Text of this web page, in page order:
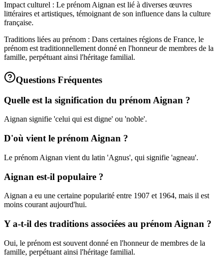
Impact culturel : Le prénom Aignan est lié à diverses œuvres
littéraires et artistiques, témoignant de son influence dans la culture
française.
Traditions liées au prénom : Dans certaines régions de France, le
prénom est traditionnellement donné en l'honneur de membres de la
famille, perpétuant ainsi l'héritage familial.
Questions Fréquentes
Quelle est la signification du prénom Aignan ?
Aignan signifie 'celui qui est digne' ou 'noble'.
D'où vient le prénom Aignan ?
Le prénom Aignan vient du latin 'Agnus', qui signifie 'agneau'.
Aignan est-il populaire ?
Aignan a eu une certaine popularité entre 1907 et 1964, mais il est
moins courant aujourd'hui.
Y a-t-il des traditions associées au prénom Aignan ?
Oui, le prénom est souvent donné en l'honneur de membres de la
famille, perpétuant ainsi l'héritage familial.